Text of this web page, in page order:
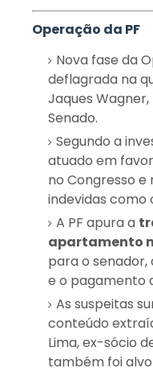
Operação da PF
Nova fase da
deflagrada na
Jaques
Senado.
Segundo a
atuado em
no Congresso
indevidas
A PF apura a
apartamento
para o senador,
e o pagamento
As suspeitas
conteúdo
Lima, ex-sócio
também foi